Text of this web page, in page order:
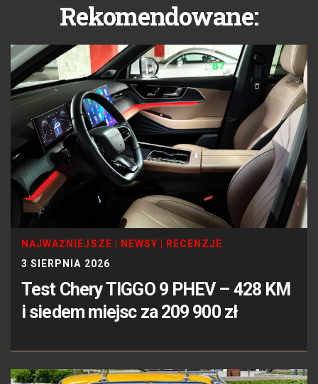
Rekomendowane:
NAJWAŻNIEJSZE NEWSY
RECENZJE
3 SIERPNIA 2026
Test Chery TIGGO 9 PHEV – 428 KM
i siedem miejsc za 209 900 zł